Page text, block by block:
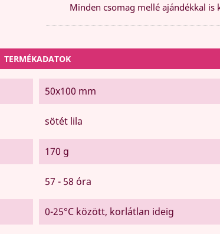
Minden csomag mellé ajándékkal is
TERMÉKADATOK
50x100 mm
sötét lila
170 g
57 - 58 óra
0-25°C között, korlátlan ideig